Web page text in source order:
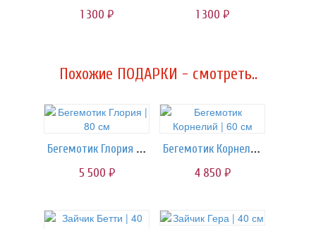
1 300 руб.
1 300 руб.
Похожие ПОДАРКИ - смотреть..
Бегемотик Глория | 80 см
5 500 руб.
Бегемотик Корнелий | 60 см
4 850 руб.